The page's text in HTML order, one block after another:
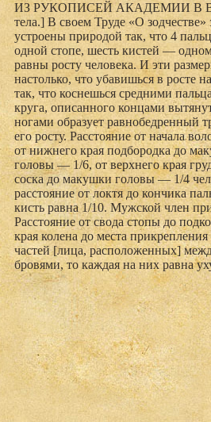
ИЗ РУКОПИСЕЙ АКАДЕМИИ В
тела.] В своем Труде «О
устроены природой так, что 4
одной стопе, шесть кистей —
равны росту человека. И эти
настолько, что убавишься в росте
так, что коснешься средними
круга, описанного концами
ногами образует равнобедренный
его росту. Расстояние от начала
от нижнего края подбородка до
головы — 1/6, от верхнего края
соска до макушки головы — 1/4
расстояние от локтя до кончика
кисть равна 1/10. Мужской член
Расстояние от свода стопы до
края колена до места
частей [лица, расположенных]
бровями, то каждая на них равна